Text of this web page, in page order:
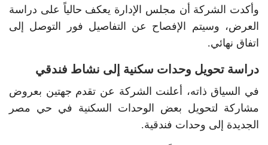
وأكدت الشركة أن مجلس الإدارة يعكف حالياً على دراسة
العرض، وسيتم الإفصاح عن التفاصيل فور التوصل إلى
اتفاق نهائي.
دراسة تحويل وحدات سكنية إلى نشاط فندقي
في السياق ذاته، أعلنت الشركة عن تقدم جهتين بعروض
مشاركة لتحويل بعض الوحدات السكنية في حي مصر
الجديدة إلى وحدات فندقية.